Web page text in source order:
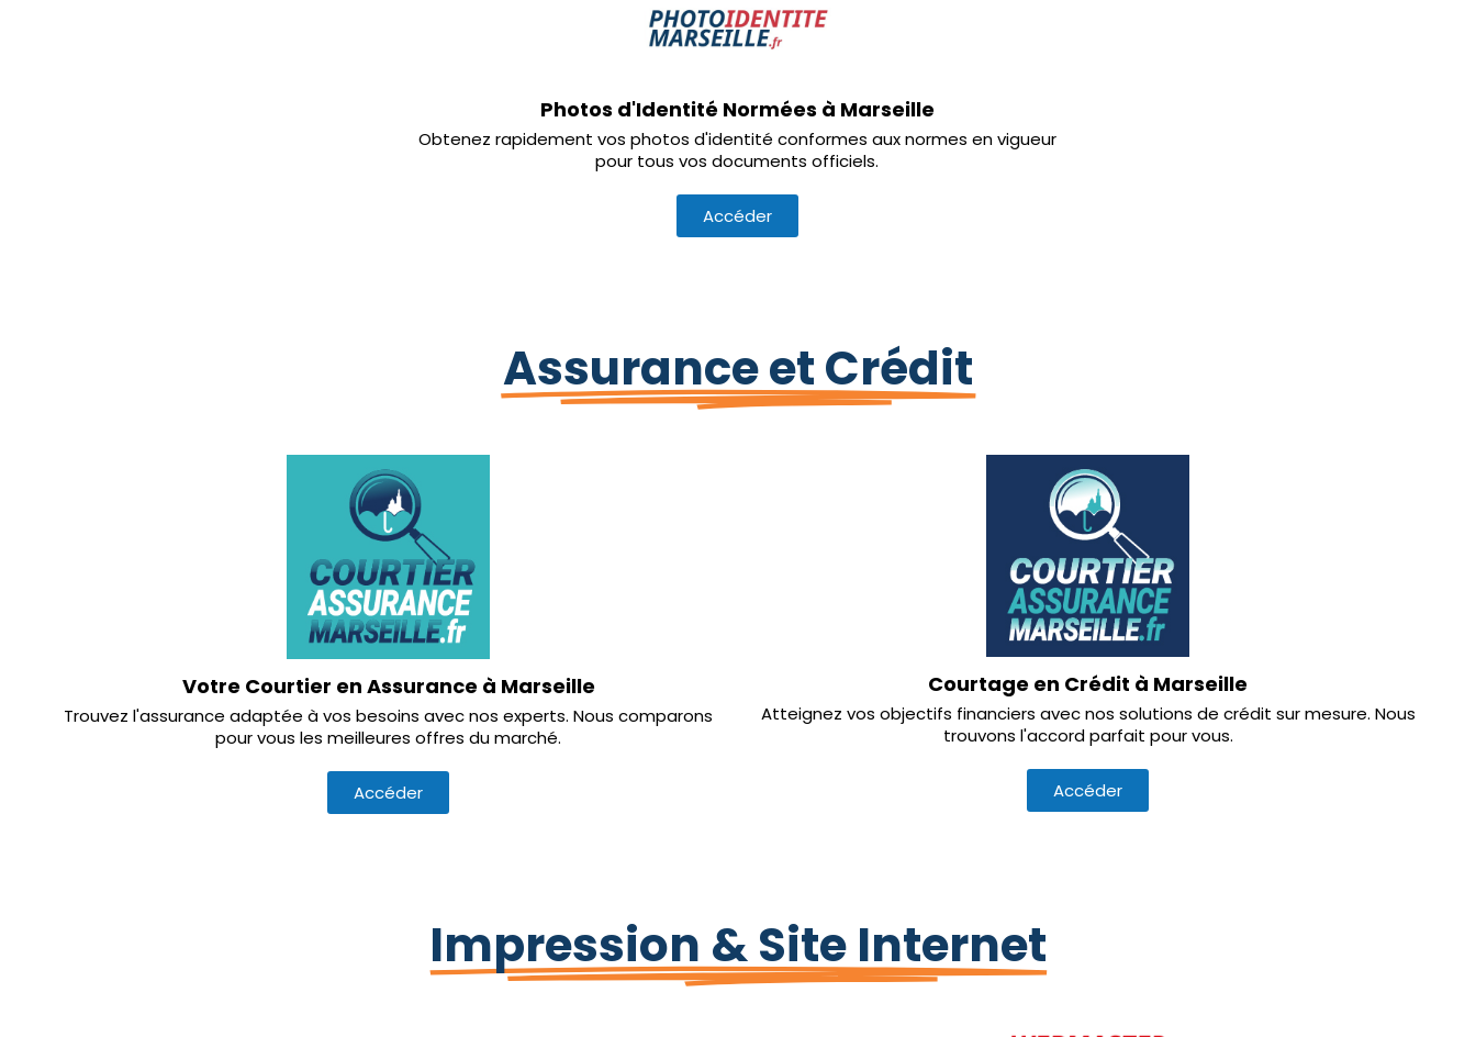
Photos d'Identité Normées à Marseille
Obtenez rapidement vos photos d'identité conformes aux normes en vigueur
pour tous vos documents officiels.
Accéder
Assurance et Crédit
Votre Courtier en Assurance à Marseille
Trouvez l'assurance adaptée à vos besoins avec nos experts. Nous comparons
pour vous les meilleures offres du marché.
Accéder
Courtage en Crédit à Marseille
Atteignez vos objectifs financiers avec nos solutions de crédit sur mesure. Nous
trouvons l'accord parfait pour vous.
Accéder
Impression & Site Internet